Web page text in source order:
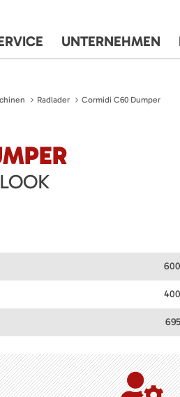
UNTERNEHMEN
Radlader Cormidi C60 Dumper
600
400
695